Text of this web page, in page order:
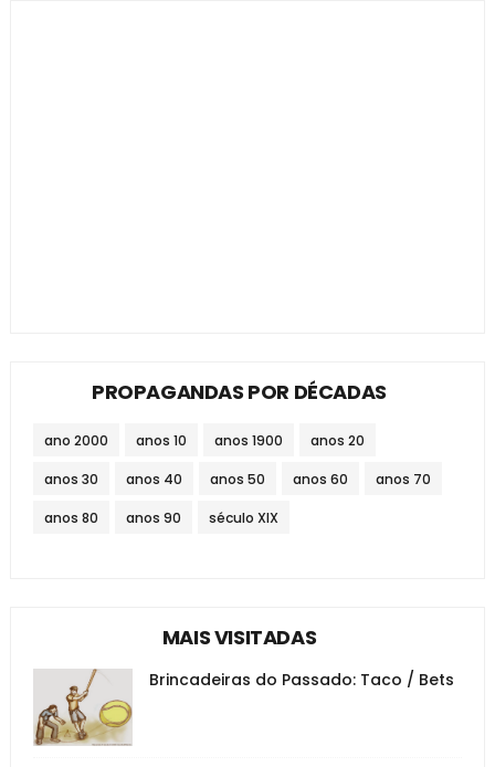
PROPAGANDAS POR DÉCADAS
ano 2000 anos 10 anos 1900 anos 20
anos 30 anos 40 anos 50 anos 60 anos 70
anos 80 anos 90 século XIX
MAIS VISITADAS
Brincadeiras do Passado: Taco / Bets